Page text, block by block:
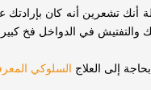
أنك تشعرين أنه كان بإرادتك
والتفتيش في الدواخل فخ
إلى العلاج السلوكي